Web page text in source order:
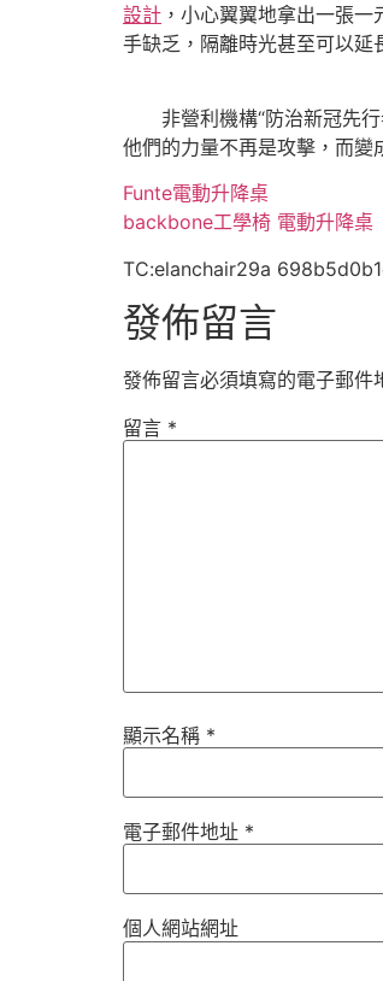
設計 ，小心翼翼地拿出一張
手缺乏，隔離時光甚至可以延
非營利機構“防治新冠先行
他們的力量不再是攻擊，而變
Funte電動升降桌
backbone工學椅 電動升降桌
TC:elanchair29a
發佈留言
發佈留言必須填寫的電子郵件
留言 *
顯示名稱 *
電子郵件地址 *
個人網站網址